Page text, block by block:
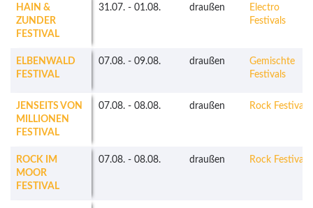
HAIN &
ZUNDER
FESTIVAL
31.07. - 01.08. draußen
Electro
Festivals
ELBENWALD
FESTIVAL
07.08. - 09.08. draußen
Gemischte
Festivals
JENSEITS VON
MILLIONEN
FESTIVAL
07.08. - 08.08. draußen Rock Festivals
ROCK IM
MOOR
FESTIVAL
07.08. - 08.08. draußen Rock Festivals